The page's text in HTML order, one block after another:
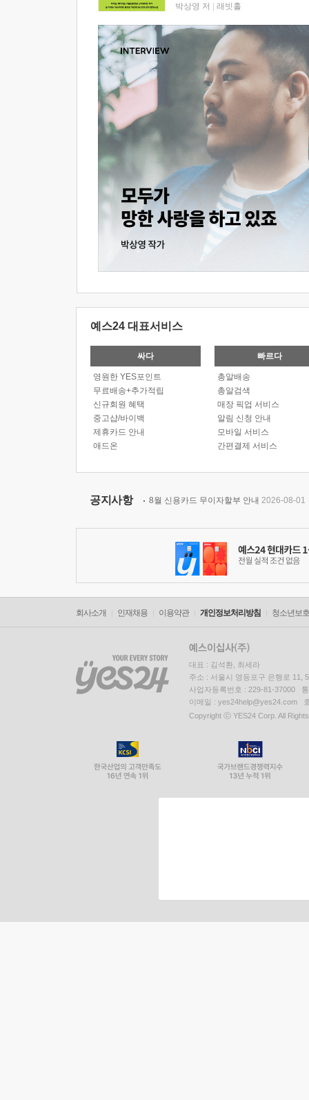
박상영 저 래빗홀
예스24 대표서비스
싸다
영원한 YES포인트
무료배송+추가적립
신규회원 혜택
중고샵/바이백
제휴카드 안내
애드온
빠르다
총알배송
총알검색
매장 픽업 서비스
알림 신청 안내
모바일 서비스
간편결제 서비스
공지사항 8월 신용카드 무이자할부 안내 2026-08-01
회사소개 인재채용 이용약관 개인정보처리방침 청소년보
대표 : 김석환, 최세라
주소 : 서울시 영등포구 은행로 11,
사업자등록번호 : 229-81-37000
이메일 : yes24help@yes24.com
Copyright ⓒ YES24 Corp. All